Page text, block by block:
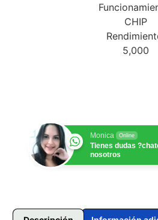
CHIP
5,000
Monica Online
Tienes dudas
nosotros